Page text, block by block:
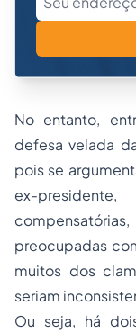
No entanto,
defesa velada
pois se
ex-
preocupadas
muitos dos
seriam
Ou seja, há